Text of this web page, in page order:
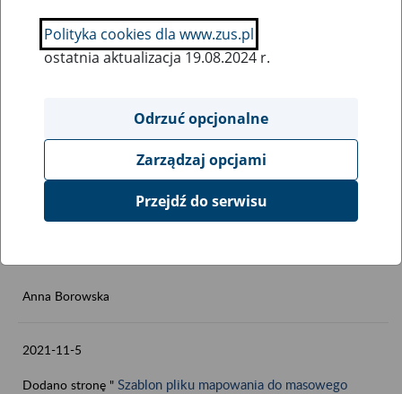
2021-11-9
Anna Borowska
2021-11-5
Dodano stronę " Szablon pliku mapowania do masowego
Polityka cookies dla www.zus.pl
ostatnia aktualizacja 19.08.2024 r.
Odrzuć opcjonalne
Zarządzaj opcjami
Przejdź do serwisu